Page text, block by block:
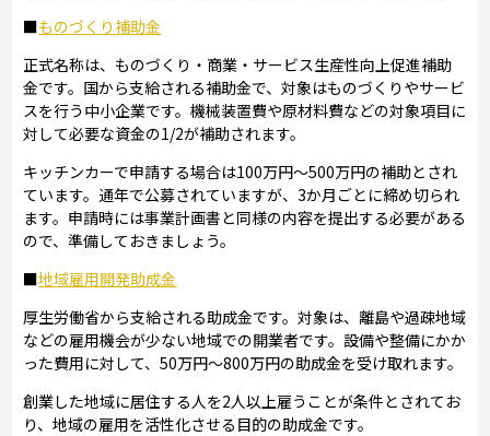
■ものづくり補助金
正式名称は、ものづくり・商業・サービス生産性向上促進補助
金です。国から支給される補助金で、対象はものづくりやサービ
スを行う中小企業です。機械装置費や原材料費などの対象項目に
対して必要な資金の1/2が補助されます。
キッチンカーで申請する場合は100万円～500万円の補助とされ
ています。通年で公募されていますが、3か月ごとに締め切られ
ます。申請時には事業計画書と同様の内容を提出する必要がある
ので、準備しておきましょう。
■地域雇用開発助成金
厚生労働省から支給される助成金です。対象は、離島や過疎地域
などの雇用機会が少ない地域での開業者です。設備や整備にかか
った費用に対して、50万円～800万円の助成金を受け取れます。
創業した地域に居住する人を2人以上雇うことが条件とされてお
り、地域の雇用を活性化させる目的の助成金です。